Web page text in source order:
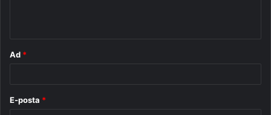
Ad *
E-posta *